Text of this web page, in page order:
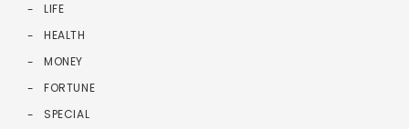
LIFE
HEALTH
MONEY
FORTUNE
SPECIAL